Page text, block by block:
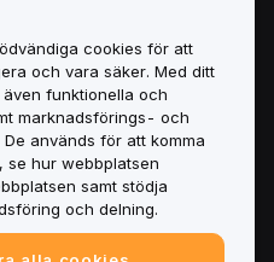
av policyn
och
Papers
cookies för att
och vara säker. Med ditt
funktionella och
marknadsförings- och
används för att komma
se hur webbplatsen
samt stödja
och delning.